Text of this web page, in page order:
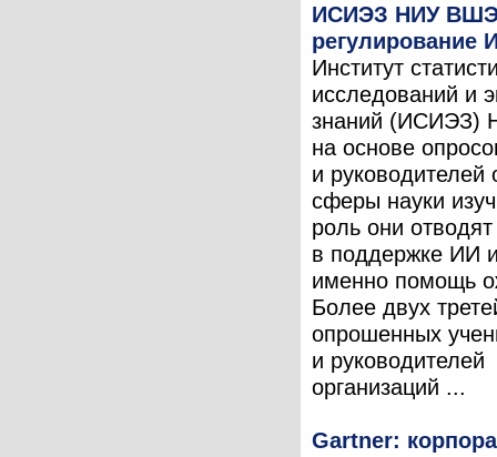
ИСИЭЗ НИУ
регулирование
Институт
исследований и
знаний (ИСИЭЗ)
на основе
и руководителей
сферы науки
роль они отводят
в поддержке ИИ
именно помощь
Более двух
опрошенных
и руководителей
организаций ...
Gartner: